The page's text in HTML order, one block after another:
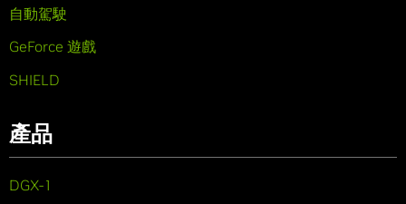
自動駕駛
GeForce 遊戲
SHIELD
產品
DGX-1